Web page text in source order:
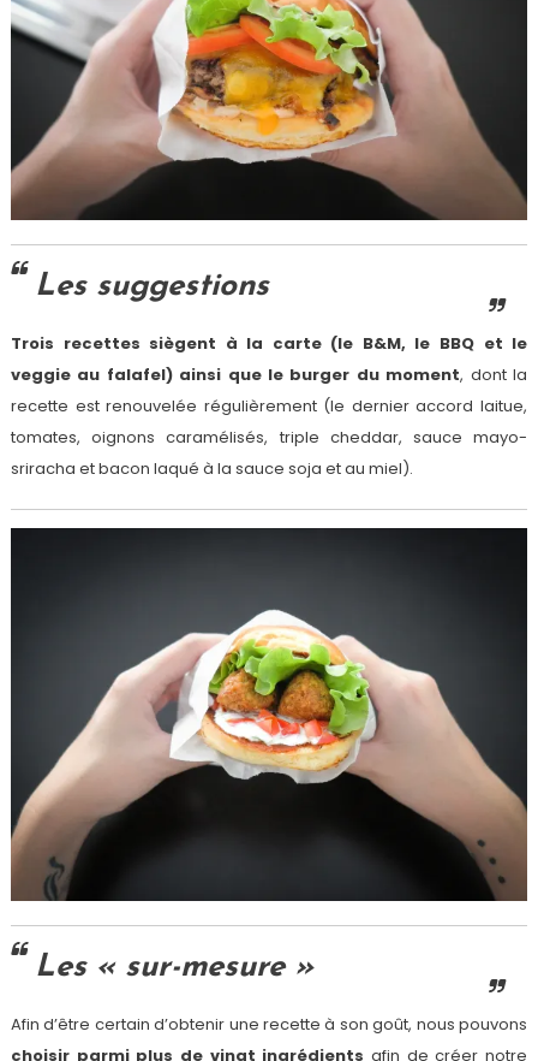
Les suggestions
Trois recettes siègent à la carte (le B&M, le BBQ et le
veggie au falafel) ainsi que le burger du moment, dont la
recette est renouvelée régulièrement (le dernier accord laitue,
tomates, oignons caramélisés, triple cheddar, sauce mayo-
sriracha et bacon laqué à la sauce soja et au miel).
Les « sur-mesure »
Afin d’être certain d’obtenir une recette à son goût, nous pouvons
choisir parmi plus de vingt ingrédients afin de créer notre